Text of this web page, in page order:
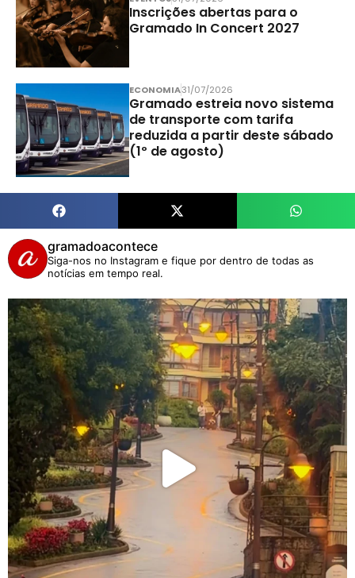
Inscrições abertas para o
Gramado In Concert 2027
ECONOMIA31/07/2026
Gramado estreia novo sistema
de transporte com tarifa
reduzida a partir deste sábado
(1º de agosto)
gramadoacontece
Siga-nos no Instagram e fique por dentro de todas as
notícias em tempo real.